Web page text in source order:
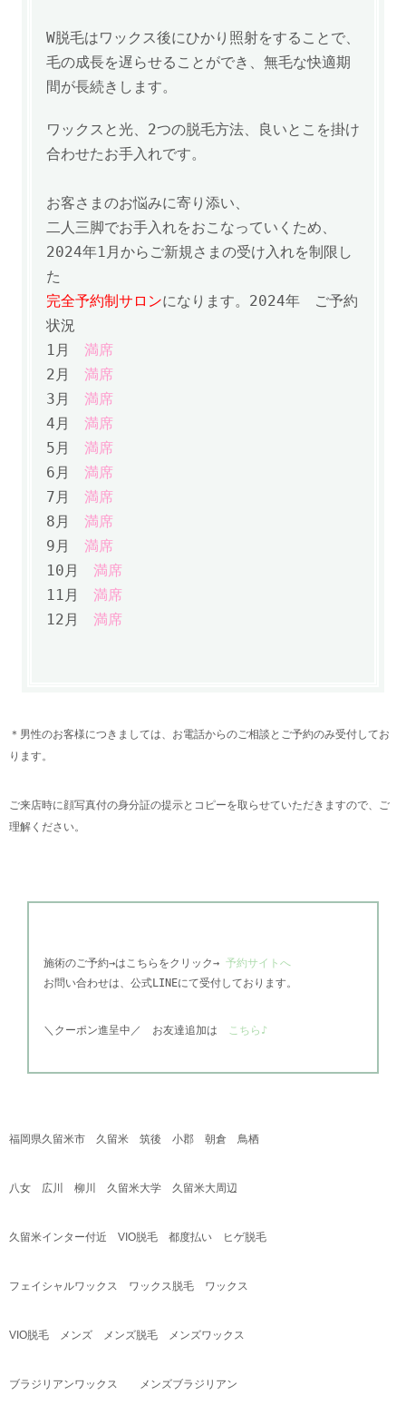
W脱毛はワックス後にひかり照射をすることで、
毛の成長を遅らせることができ、 無毛な快適期
間が長続きします。
ワックスと光、2つの脱毛方法、良いとこを掛け
合わせたお手入れです。
お客さまのお悩みに寄り添い、
二人三脚でお手入れをおこなっていくため、
2024年1月からご新規さまの受け入れを制限し
た
完全予約制サロンになります。 2024年
ご予約
状況
1月 満席
2月 満席
3月 満席
4月 満席
5月 満席
6月 満席
7月 満席
8月 満席
9月 満席
10月
満席
11月
満席
12月
満席
＊男性のお客様につきましては、お電話からのご相談とご予約のみ受付してお
ります。
ご来店時に顔写真付の身分証の提示とコピーを取らせていただきますので、ご
理解ください。
施術のご予約→はこちらをクリック→ 予約サイトへ
お問い合わせは、公式LINEにて受付しております。
＼ クーポン進呈中／ お友達追加は こちら♪
福岡県久留米市 久留米 筑後 小郡 朝倉 鳥栖
八女 広川 柳川 久留米大学 久留米大周辺
久留米インター付近 VIO脱毛 都度払い ヒゲ脱毛
フェイシャルワックス ワックス脱毛 ワックス
VIO脱毛 メンズ メンズ脱毛 メンズワックス
ブラジリアンワックス メンズブラジリアン